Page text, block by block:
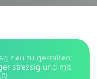
neu zu gestalten:
stressig und mit